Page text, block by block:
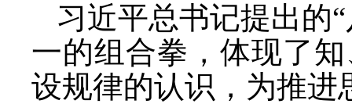
习近平总书记提出的
一的组合拳，体现了
设规律的认识，为推进